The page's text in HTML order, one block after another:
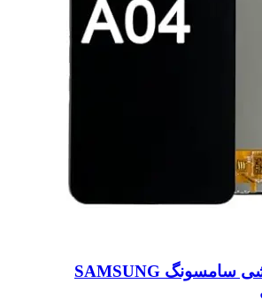
تاچ ال سی دی گوشی سامسونگ SAMSUNG